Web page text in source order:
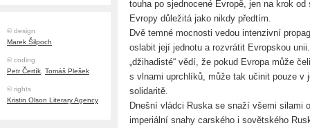
© design
Marek Šilpoch
© coding
Petr Čertík, Tomáš Plešek
© rights
Kristin Olson Literary Agency
touha po sjednocené Evropě, jen na krok
Evropy důležitá jako nikdy předtím.
Dvě temné mocnosti vedou intenzivní
oslabit její jednotu a rozvrátit Evropskou
„džihadisté“ vědí, že pokud Evropa může
s vlnami uprchlíků, může tak učinit pouze v
solidaritě.
Dnešní vládci Ruska se snaží všemi silami
imperiální snahy carského i sovětského